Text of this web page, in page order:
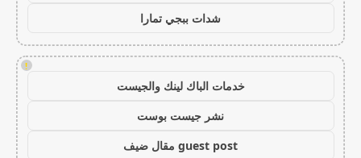
شدات ببجي تمارا
!
خدمات الباك لينك والجيست
نشر جيست بوست
guest post مقال ضيف